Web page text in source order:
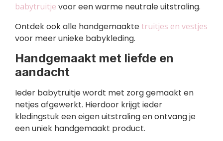
babytruitje voor een warme neutrale uitstraling.
Ontdek ook alle handgemaakte truitjes en vestjes
voor meer unieke babykleding.
Handgemaakt met liefde en
aandacht
Ieder babytruitje wordt met zorg gemaakt en
netjes afgewerkt. Hierdoor krijgt ieder
kledingstuk een eigen uitstraling en ontvang je
een uniek handgemaakt product.